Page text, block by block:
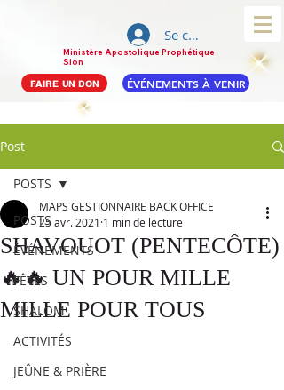
Ministère Apostolique Prophétique
Sion
Se connecter
FAIRE UN DON ÉVÉNEMENTS À VENIR
Post
POSTS
ÉVÉNEMENTS
FÊTES
SHALOM
ACTIVITÉS
JEÛNE & PRIÈRE
POSTS
SHAVOUOT (PENTECÔTE)
🔥🔥 UN POUR MILLE
MILLE POUR TOUS
MAPS GESTIONNAIRE BACK OFFICE
25 avr. 2021 1 min de lecture